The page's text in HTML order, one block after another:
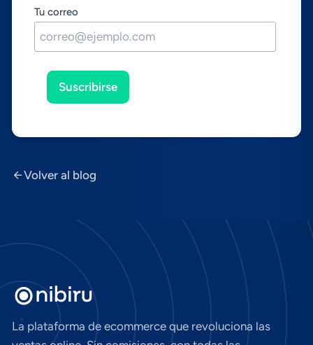
Tu correo
Suscribirse
Volver al blog
La plataforma de ecommerce que revoluciona las